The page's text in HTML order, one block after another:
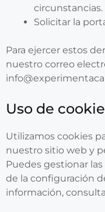
circunstancias.
Solicitar la
Para ejercer estos
nuestro correo
Uso de
Utilizamos cookies
nuestro sitio web y
Puedes gestionar
de la configuración
información,